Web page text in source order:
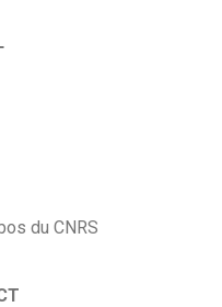
du CNRS